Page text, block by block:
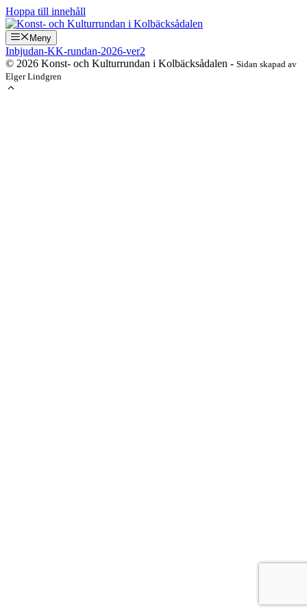
Hoppa till innehåll
Meny
Inbjudan-KK-rundan-2026-ver2
© 2026 Konst- och Kulturrundan i Kolbäcksådalen - Sidan skapad av
Elger Lindgren